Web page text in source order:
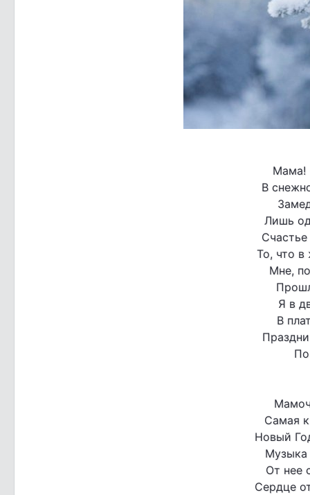
Мама!
В
Лишь
То, что в
Мне,
Я в
В
Самая
Новый
Музыка
От нее
Сердце